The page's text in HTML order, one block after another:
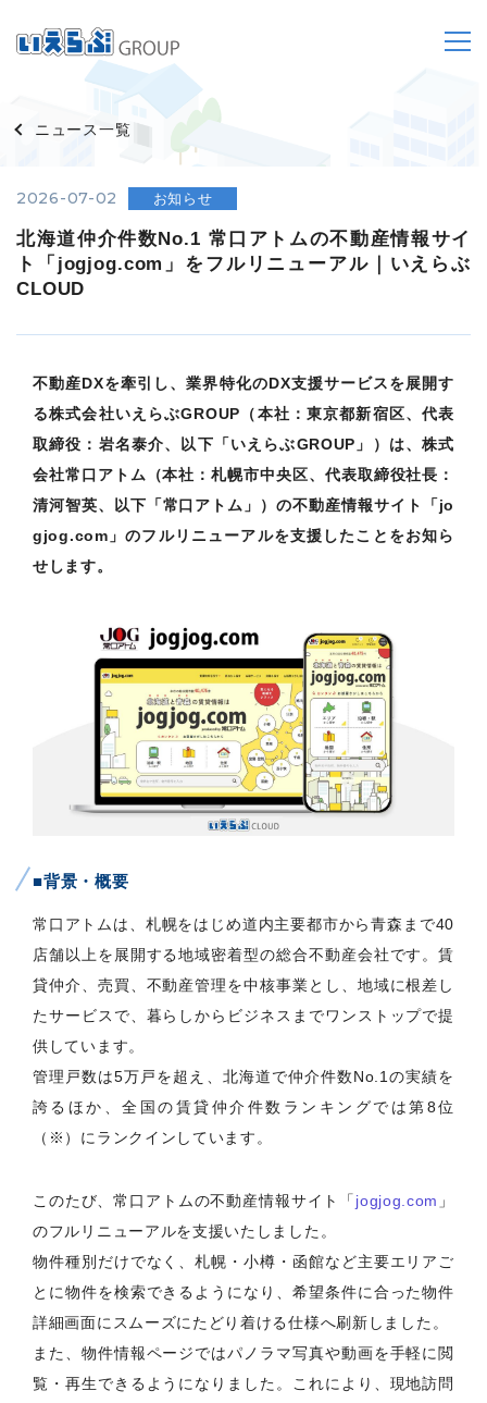
ニュース一覧
2026-07-02 お知らせ
北海道仲介件数No.1 常口アトムの不動産情報サイ
ト「jogjog.com」をフルリニューアル｜いえらぶ
CLOUD
不動産DXを牽引し、業界特化のDX支援サービスを展開す
る株式会社いえらぶGROUP（本社：東京都新宿区、代表
取締役：岩名泰介、以下「いえらぶGROUP」）は、株式
会社常口アトム（本社：札幌市中央区、代表取締役社長：
清河智英、以下「常口アトム」）の不動産情報サイト「jo
gjog.com」のフルリニューアルを支援したことをお知ら
せします。
■背景・概要
常口アトムは、札幌をはじめ道内主要都市から青森まで40
店舗以上を展開する地域密着型の総合不動産会社です。賃
貸仲介、売買、不動産管理を中核事業とし、地域に根差し
たサービスで、暮らしからビジネスまでワンストップで提
供しています。
管理戸数は5万戸を超え、北海道で仲介件数No.1の実績を
誇るほか、全国の賃貸仲介件数ランキングでは第8位
（※）にランクインしています。
このたび、常口アトムの不動産情報サイト「 jogjog.com 」
のフルリニューアルを支援いたしました。
物件種別だけでなく、札幌・小樽・函館など主要エリアご
とに物件を検索できるようになり、希望条件に合った物件
詳細画面にスムーズにたどり着ける仕様へ刷新しました。
また、物件情報ページではパノラマ写真や動画を手軽に閲
覧・再生できるようになりました。これにより、現地訪問